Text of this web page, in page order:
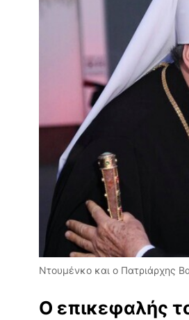
Ντουμένκο και ο Πατριάρχης
Ο επικεφαλής